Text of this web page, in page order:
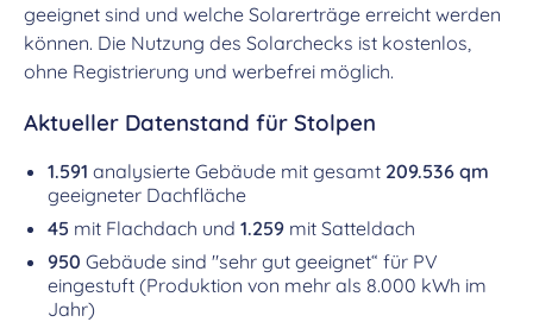
geeignet sind und welche Solarerträge erreicht werden
können. Die Nutzung des Solarchecks ist kostenlos,
ohne Registrierung und werbefrei möglich.
Aktueller Datenstand für Stolpen
1.591 analysierte Gebäude mit gesamt 209.536 qm
geeigneter Dachfläche
45 mit Flachdach und 1.259 mit Satteldach
950 Gebäude sind "sehr gut geeignet“ für PV
eingestuft (Produktion von mehr als 8.000 kWh im
Jahr)